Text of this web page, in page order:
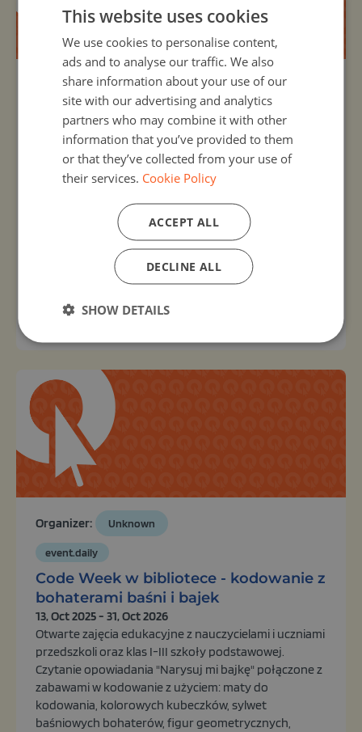
Organizer: Unknown
Odkoduj emocje z Kolorowym
potworem
12, Oct 2026 - 23, Oct 2026
Odkoduj emocje z
Kolorowym potworem
zajęcia czytelnicze z elementami kodowania. Podczas
zajęć uczestnicy odkodują kolory emocji. Zabawy w
kodowanie odbędą się z użyciem maty do kodowania,
kolorowych kubeczków, figur geometrycznych,
zakodowanych puzzli "Bajki.Kodowanka", gier
karcianych, gier interaktywnych oraz kodów QR.
View activity
Organizer: Unknown
event.daily
Code Week w bibliotece - kodowanie z
bohaterami baśni i bajek
13, Oct 2025 - 31, Oct 2026
Otwarte zajęcia edukacyjne z nauczycielami i uczniami
przedszkoli oraz klas I-III szkoły podstawowej.
Czytanie opowiadania "Narysuj mi bajkę" połączone z
zabawami w kodowanie z użyciem: maty do
kodowania, kolorowych kubeczków, sylwet
baśniowych bohaterów, figur geometrycznych,
This website uses cookies
We use cookies to personalise content,
ads and to analyse our traffic. We also
share information about your use of our
site with our advertising and analytics
partners who may combine it with other
information that you’ve provided to them
or that they’ve collected from your use of
their services. Cookie Policy
ACCEPT ALL
DECLINE ALL
SHOW DETAILS